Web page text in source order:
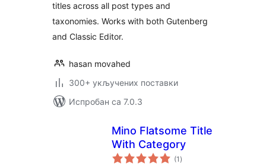
titles across all post types and
taxonomies. Works with both Gutenberg
and Classic Editor.
hasan movahed
300+ укључених поставки
Испробан са 7.0.3
Mino Flatsome Title
With Category
(1 укупних
оцена
)